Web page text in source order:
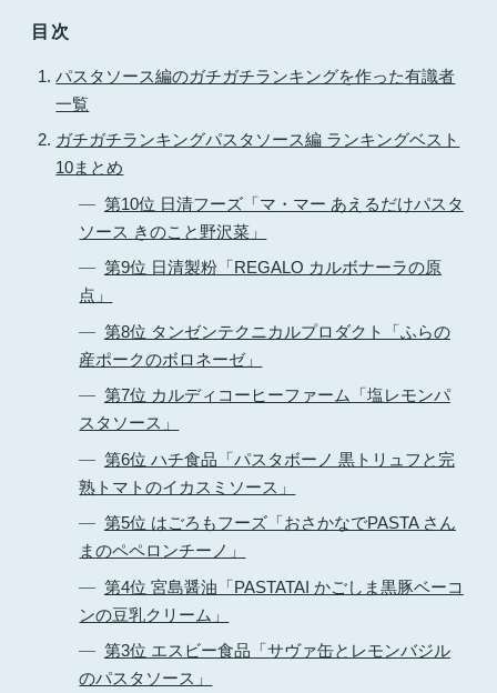
目次
パスタソース編のガチガチランキングを作った有識者
一覧
ガチガチランキングパスタソース編 ランキングベスト
10まとめ
第10位 日清フーズ「マ・マー あえるだけパスタ
ソース きのこと野沢菜」
第9位 日清製粉「REGALO カルボナーラの原
点」
第8位 タンゼンテクニカルプロダクト「ふらの
産ポークのボロネーゼ」
第7位 カルディコーヒーファーム「塩レモンパ
スタソース」
第6位 ハチ食品「パスタボーノ 黒トリュフと完
熟トマトのイカスミソース」
第5位 はごろもフーズ「おさかなでPASTA さん
まのペペロンチーノ」
第4位 宮島醤油「PASTATAI かごしま黒豚ベーコ
ンの豆乳クリーム」
第3位 エスビー食品「サヴァ缶とレモンバジル
のパスタソース」